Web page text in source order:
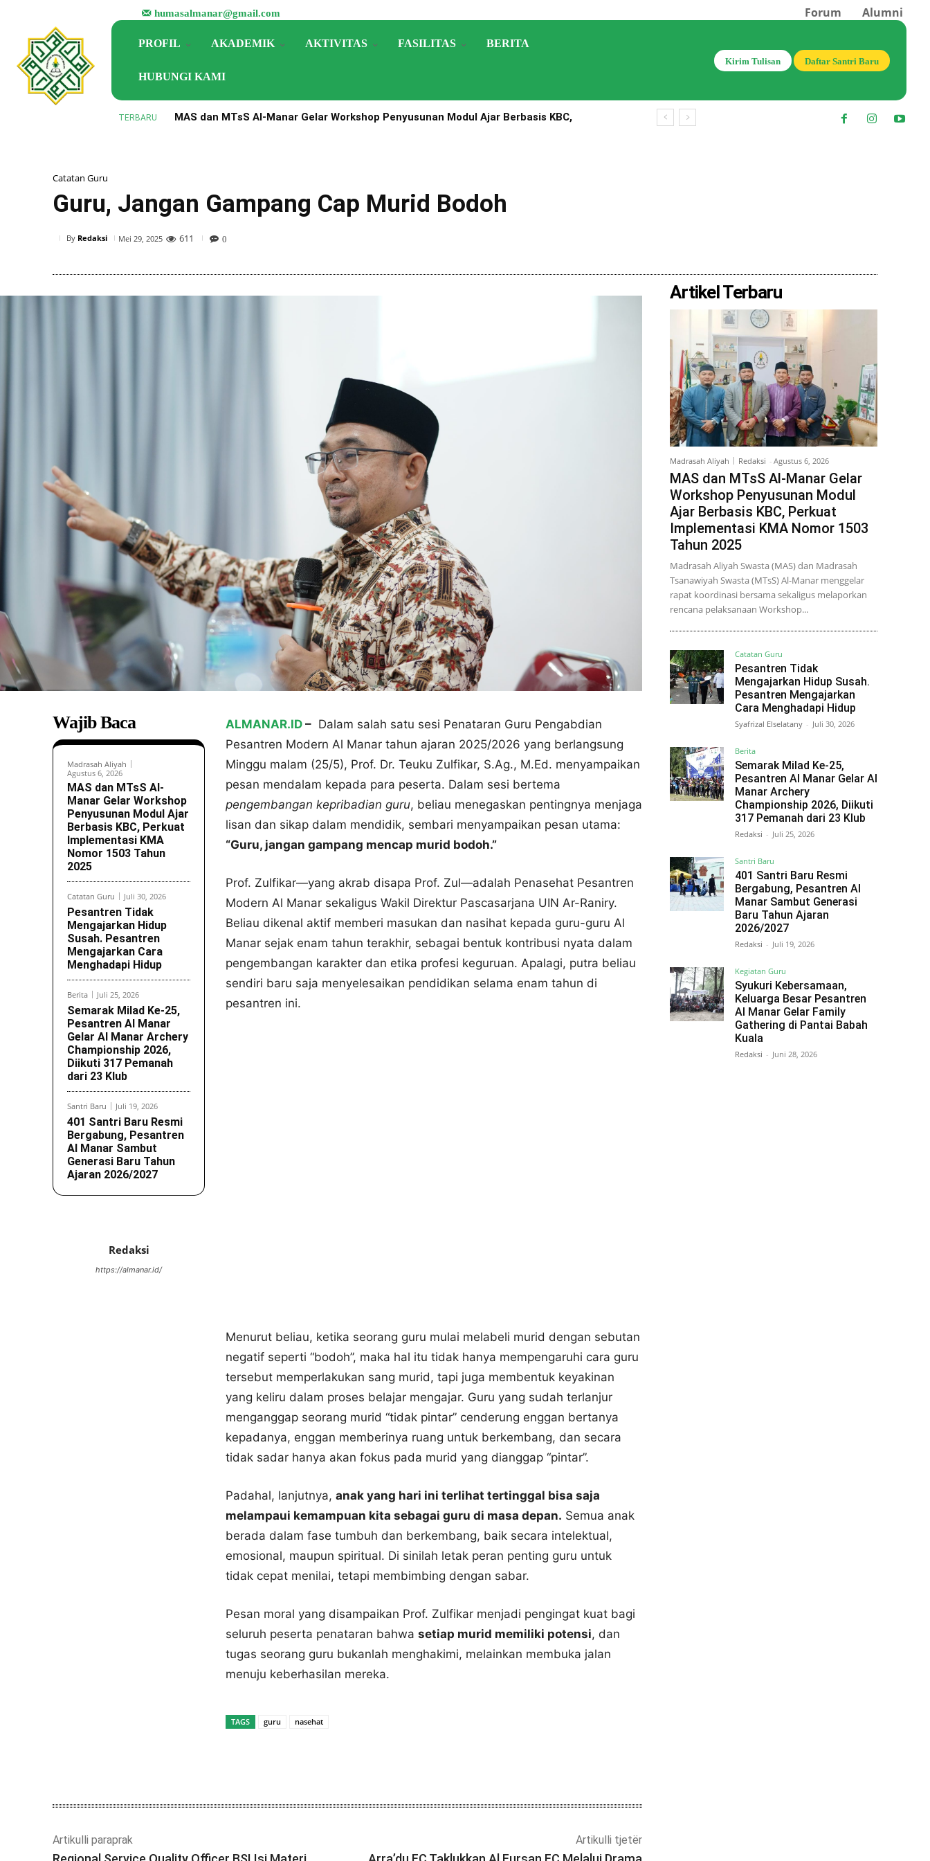
humasalmanar@gmail.com Forum Alumni
PROFIL AKADEMIK AKTIVITAS FASILITAS BERITA
HUBUNGI KAMI
Daftar Santri Baru
Kirim Tulisan
TERBARU
MAS dan MTsS Al-Manar Gelar Workshop Penyusunan Modul Ajar Berbasis KBC,
Catatan Guru
Guru, Jangan Gampang Cap Murid Bodoh
By Redaksi Mei 29, 2025 611 0
Wajib Baca
Madrasah Aliyah
Agustus 6, 2026
MAS dan MTsS Al-
Manar Gelar Workshop
Penyusunan Modul Ajar
Berbasis KBC, Perkuat
Implementasi KMA
Nomor 1503 Tahun
2025
Catatan Guru Juli 30, 2026
Pesantren Tidak
Mengajarkan Hidup
Susah. Pesantren
Mengajarkan Cara
Menghadapi Hidup
Berita Juli 25, 2026
Semarak Milad Ke-25,
Pesantren Al Manar
Gelar Al Manar Archery
Championship 2026,
Diikuti 317 Pemanah
dari 23 Klub
Santri Baru Juli 19, 2026
401 Santri Baru Resmi
Bergabung, Pesantren
Al Manar Sambut
Generasi Baru Tahun
Ajaran 2026/2027
Redaksi
https://almanar.id/
ALMANAR.ID – Dalam salah satu sesi Penataran Guru Pengabdian
Pesantren Modern Al Manar tahun ajaran 2025/2026 yang berlangsung
Minggu malam (25/5), Prof. Dr. Teuku Zulfikar, S.Ag., M.Ed. menyampaikan
pesan mendalam kepada para peserta. Dalam sesi bertema
pengembangan kepribadian guru, beliau menegaskan pentingnya menjaga
lisan dan sikap dalam mendidik, sembari menyampaikan pesan utama:
“Guru, jangan gampang mencap murid bodoh.”
Prof. Zulfikar—yang akrab disapa Prof. Zul—adalah Penasehat Pesantren
Modern Al Manar sekaligus Wakil Direktur Pascasarjana UIN Ar-Raniry.
Beliau dikenal aktif memberi masukan dan nasihat kepada guru-guru Al
Manar sejak enam tahun terakhir, sebagai bentuk kontribusi nyata dalam
pengembangan karakter dan etika profesi keguruan. Apalagi, putra beliau
sendiri baru saja menyelesaikan pendidikan selama enam tahun di
pesantren ini.
Menurut beliau, ketika seorang guru mulai melabeli murid dengan sebutan
negatif seperti “bodoh”, maka hal itu tidak hanya mempengaruhi cara guru
tersebut memperlakukan sang murid, tapi juga membentuk keyakinan
yang keliru dalam proses belajar mengajar. Guru yang sudah terlanjur
menganggap seorang murid “tidak pintar” cenderung enggan bertanya
kepadanya, enggan memberinya ruang untuk berkembang, dan secara
tidak sadar hanya akan fokus pada murid yang dianggap “pintar”.
Padahal, lanjutnya, anak yang hari ini terlihat tertinggal bisa saja
melampaui kemampuan kita sebagai guru di masa depan. Semua anak
berada dalam fase tumbuh dan berkembang, baik secara intelektual,
emosional, maupun spiritual. Di sinilah letak peran penting guru untuk
tidak cepat menilai, tetapi membimbing dengan sabar.
Pesan moral yang disampaikan Prof. Zulfikar menjadi pengingat kuat bagi
seluruh peserta penataran bahwa setiap murid memiliki potensi, dan
tugas seorang guru bukanlah menghakimi, melainkan membuka jalan
menuju keberhasilan mereka.
TAGS guru nasehat
Artikulli paraprak Artikulli tjetër
Artikel Terbaru
Madrasah Aliyah Redaksi - Agustus 6, 2026
MAS dan MTsS Al-Manar Gelar
Workshop Penyusunan Modul
Ajar Berbasis KBC, Perkuat
Implementasi KMA Nomor 1503
Tahun 2025
Madrasah Aliyah Swasta (MAS) dan Madrasah
Tsanawiyah Swasta (MTsS) Al-Manar menggelar
rapat koordinasi bersama sekaligus melaporkan
rencana pelaksanaan Workshop...
Catatan Guru
Pesantren Tidak
Mengajarkan Hidup Susah.
Pesantren Mengajarkan
Cara Menghadapi Hidup
Syafrizal Elselatany - Juli 30, 2026
Berita
Semarak Milad Ke-25,
Pesantren Al Manar Gelar Al
Manar Archery
Championship 2026, Diikuti
317 Pemanah dari 23 Klub
Redaksi - Juli 25, 2026
Santri Baru
401 Santri Baru Resmi
Bergabung, Pesantren Al
Manar Sambut Generasi
Baru Tahun Ajaran
2026/2027
Redaksi - Juli 19, 2026
Kegiatan Guru
Syukuri Kebersamaan,
Keluarga Besar Pesantren
Al Manar Gelar Family
Gathering di Pantai Babah
Kuala
Redaksi - Juni 28, 2026